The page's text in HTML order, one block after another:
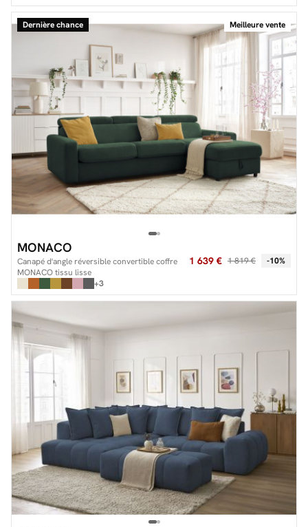
Meilleure vente
Dernière chance
MONACO
Canapé d'angle réversible convertible coffre
MONACO tissu lisse
1 639 € 1 819 € -10%
+3